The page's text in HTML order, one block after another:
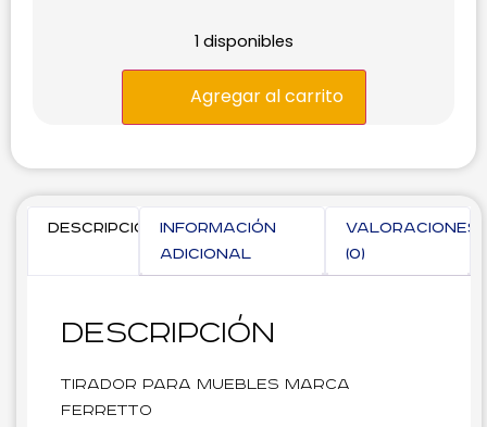
1 disponibles
Agregar al carrito
Descripción Información
adicional
Valoraciones
(0)
Descripción
Tirador para muebles marca
Ferretto